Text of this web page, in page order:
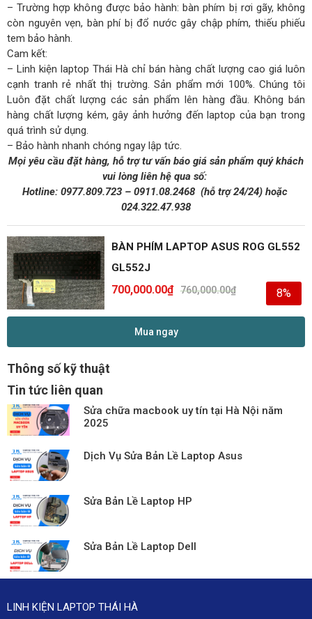
– Trường hợp không được bảo hành: bàn phím bị rơi gãy, không
còn nguyên vẹn, bàn phí bị đổ nước gây chập phím, thiếu phiếu
tem bảo hành.
Cam kết:
– Linh kiện laptop Thái Hà chỉ bán hàng chất lượng cao giá luôn
cạnh tranh rẻ nhất thị trường. Sản phẩm mới 100%. Chúng tôi
Luôn đặt chất lượng các sản phẩm lên hàng đầu. Không bán
hàng chất lượng kém, gây ảnh hưởng đến laptop của bạn trong
quá trình sử dụng.
– Bảo hành nhanh chóng ngay lập tức.
Mọi yêu cầu đặt hàng, hỗ trợ tư vấn báo giá sản phẩm quý khách
vui lòng liên hệ qua số:
Hotline: 0977.809.723– 0911.08.2468 (hỗ trợ 24/24)hoặc
024.322.47.938
BÀN PHÍM LAPTOP ASUS ROG GL552
GL552J
760,000.00₫
700,000.00₫ 8%
Mua ngay
Thông số kỹ thuật
Tin tức liên quan
Sửa chữa macbook uy tín tại Hà Nội năm
2025
Dịch Vụ Sửa Bản Lề Laptop Asus
Sửa Bản Lề Laptop HP
Sửa Bản Lề Laptop Dell
LINH KIỆN LAPTOP THÁI HÀ